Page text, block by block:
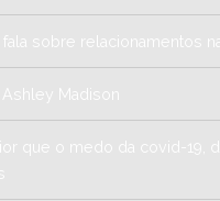
fala sobre relacionamentos
Ashley Madison
que o medo da covid-19,